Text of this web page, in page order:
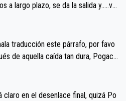
a largo plazo, se da la salida y…..ve
da pena vivir estos momentos tan
traducción este párrafo, por favo
de aquella caída tan dura, Pogaca
Parecía increíble la forma en l
el miedo", recordó."
claro en el desenlace final, quizá Po